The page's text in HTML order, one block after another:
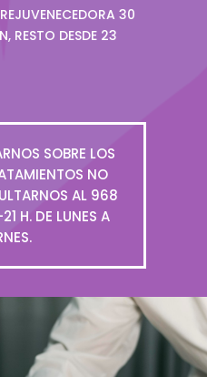
30
RESTO DESDE 23
SOBRE LOS
NO
AL 968
H. DE LUNES A